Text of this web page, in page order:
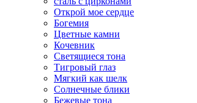
Открой мое сердце
Богемия
Цветные камни
Кочевник
Светящиеся тона
Тигровый глаз
Мягкий как шелк
Солнечные блики
Бежевые тона